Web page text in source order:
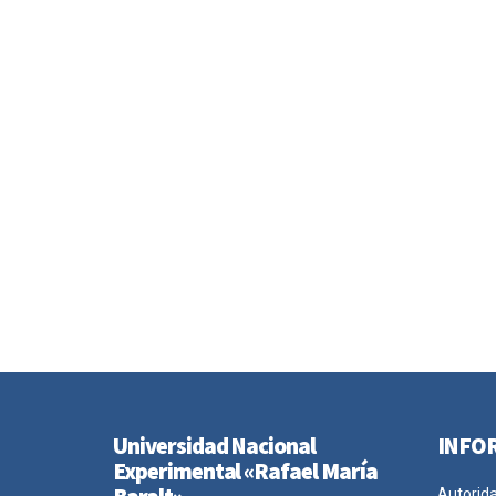
Universidad Nacional
Experimental «Rafael María